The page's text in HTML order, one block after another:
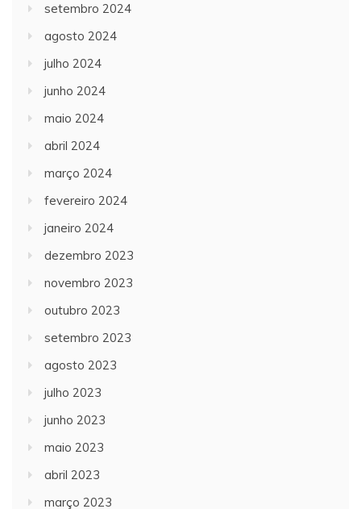
setembro 2024
agosto 2024
julho 2024
junho 2024
maio 2024
abril 2024
março 2024
fevereiro 2024
janeiro 2024
dezembro 2023
novembro 2023
outubro 2023
setembro 2023
agosto 2023
julho 2023
junho 2023
maio 2023
abril 2023
março 2023